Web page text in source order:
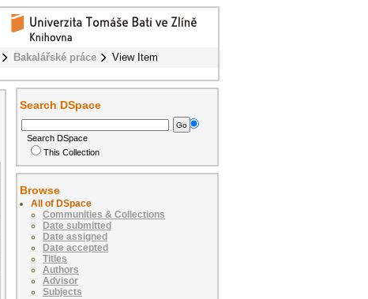
Bakalářské práce View Item
Search DSpace
Search DSpace
This Collection
Browse
All of DSpace
Communities & Collections
Date submitted
Date assigned
Date accepted
Titles
Authors
Advisor
Subjects